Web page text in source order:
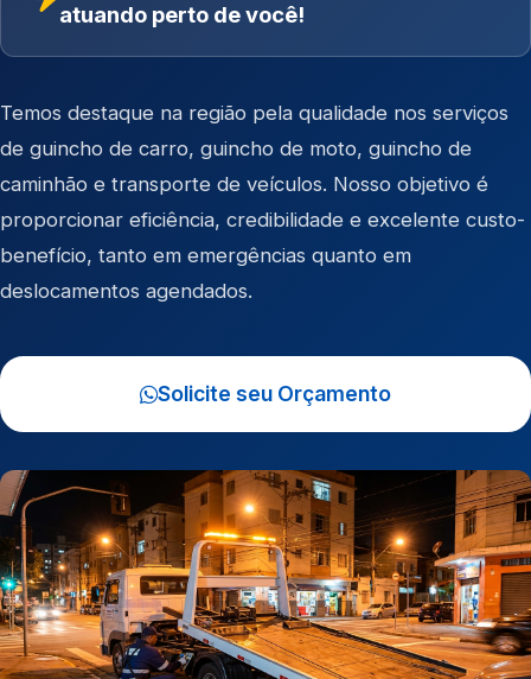
atuando perto de você!
Temos destaque na região pela qualidade nos serviços
de guincho de carro, guincho de moto, guincho de
caminhão e transporte de veículos. Nosso objetivo é
proporcionar eficiência, credibilidade e excelente custo-
benefício, tanto em emergências quanto em
deslocamentos agendados.
Solicite seu Orçamento